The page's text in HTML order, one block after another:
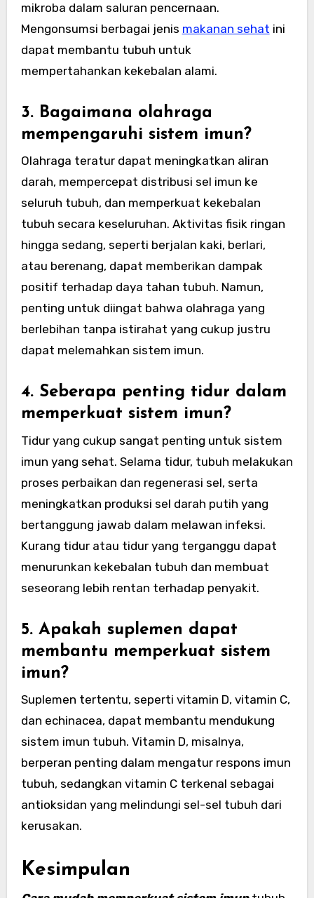
mikroba dalam saluran pencernaan.
Mengonsumsi berbagai jenis makanan sehat ini
dapat membantu tubuh untuk
mempertahankan kekebalan alami.
3. Bagaimana olahraga
mempengaruhi sistem imun?
Olahraga teratur dapat meningkatkan aliran
darah, mempercepat distribusi sel imun ke
seluruh tubuh, dan memperkuat kekebalan
tubuh secara keseluruhan. Aktivitas fisik ringan
hingga sedang, seperti berjalan kaki, berlari,
atau berenang, dapat memberikan dampak
positif terhadap daya tahan tubuh. Namun,
penting untuk diingat bahwa olahraga yang
berlebihan tanpa istirahat yang cukup justru
dapat melemahkan sistem imun.
4. Seberapa penting tidur dalam
memperkuat sistem imun?
Tidur yang cukup sangat penting untuk sistem
imun yang sehat. Selama tidur, tubuh melakukan
proses perbaikan dan regenerasi sel, serta
meningkatkan produksi sel darah putih yang
bertanggung jawab dalam melawan infeksi.
Kurang tidur atau tidur yang terganggu dapat
menurunkan kekebalan tubuh dan membuat
seseorang lebih rentan terhadap penyakit.
5. Apakah suplemen dapat
membantu memperkuat sistem
imun?
Suplemen tertentu, seperti vitamin D, vitamin C,
dan echinacea, dapat membantu mendukung
sistem imun tubuh. Vitamin D, misalnya,
berperan penting dalam mengatur respons imun
tubuh, sedangkan vitamin C terkenal sebagai
antioksidan yang melindungi sel-sel tubuh dari
kerusakan.
Kesimpulan